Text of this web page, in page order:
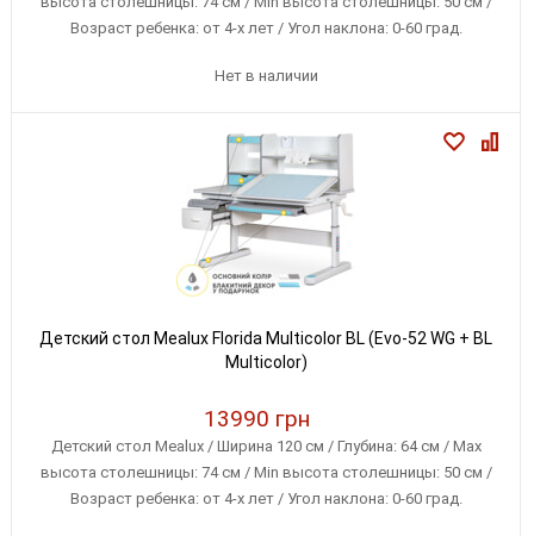
Возраст ребенка: от 4-х лет / Угол наклона: 0-60 град.
Нет в наличии
Детский стол Mealux Florida Multicolor BL (Evo-52 WG + BL
Multicolor)
13990 грн
Детский стол Mealux / Ширина 120 см / Глубина: 64 см / Max
высота столешницы: 74 см / Min высота столешницы: 50 см /
Возраст ребенка: от 4-х лет / Угол наклона: 0-60 град.